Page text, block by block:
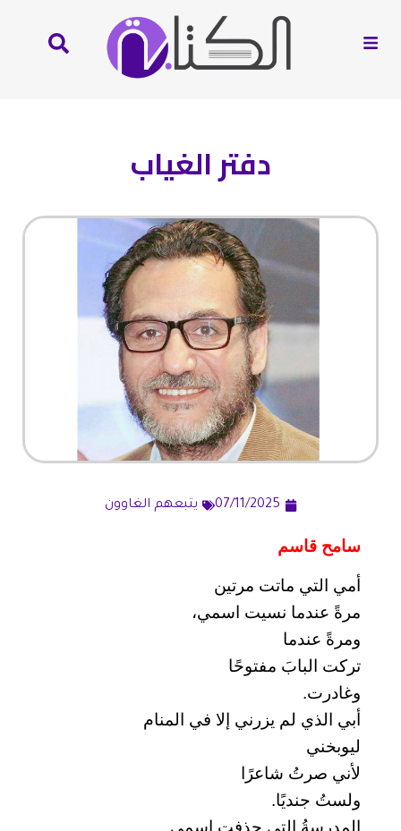
دفتر الغياب
07/11/2025 يتبعهم الغاوون
سامح قاسم
أمي التي ماتت مرتين
مرةً عندما نسيت اسمي،
ومرةً عندما
تركت البابَ مفتوحًا
وغادرت.
أبي الذي لم يزرني إلا في المنام
ليوبخني
لأني صرتُ شاعرًا
ولستُ جنديًا.